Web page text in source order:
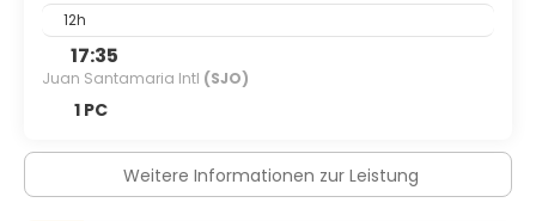
12h
17:35
Juan Santamaria Intl (SJO)
1 PC
Weitere Informationen zur Leistung